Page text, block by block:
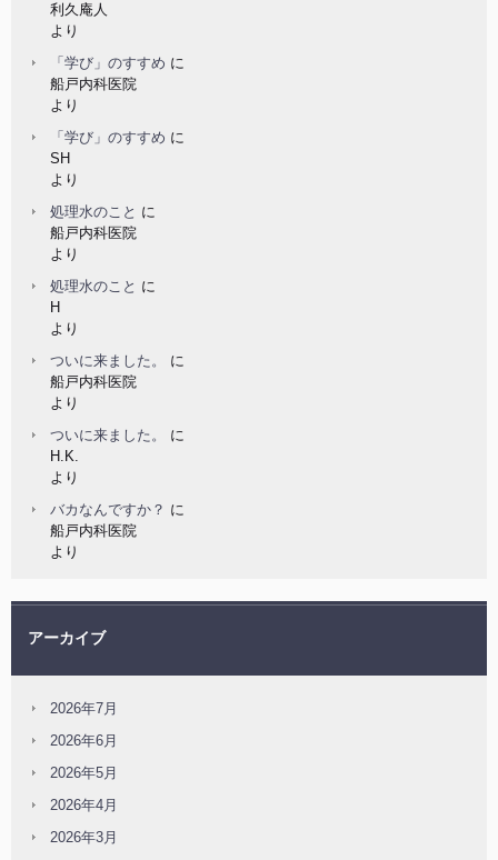
利久庵人
より
「学び」のすすめ に
船戸内科医院
より
「学び」のすすめ に
SH
より
処理水のこと に
船戸内科医院
より
処理水のこと に
H
より
ついに来ました。
に
船戸内科医院
より
ついに来ました。
に
H.K.
より
バカなんですか？ に
船戸内科医院
より
アーカイブ
2026年7月
2026年6月
2026年5月
2026年4月
2026年3月